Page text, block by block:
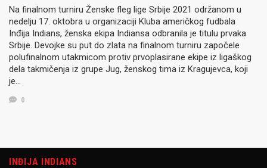
Na finalnom turniru Ženske fleg lige Srbije 2021 održanom u
nedelju 17. oktobra u organizaciji Kluba američkog fudbala
Inđija Indians, ženska ekipa Indiansa odbranila je titulu prvaka
Srbije. Devojke su put do zlata na finalnom turniru započele
polufinalnom utakmicom protiv prvoplasirane ekipe iz ligaškog
dela takmičenja iz grupe Jug, ženskog tima iz Kragujevca, koji
je…
0
INĐIJA INDIANS